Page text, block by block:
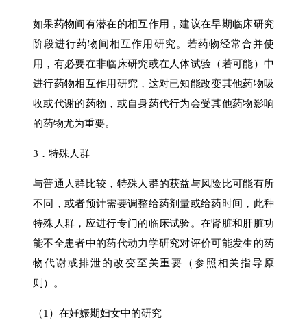
如果药物间有潜在的相互作用，建议在早期临床研究
阶段进行药物间相互作用研究。若药物经常合并使
用，有必要在非临床研究或在人体试验（若可能）中
进行药物相互作用研究，这对已知能改变其他药物吸
收或代谢的药物，或自身药代行为会受其他药物影响
的药物尤为重要。
3．特殊人群
与普通人群比较，特殊人群的获益与风险比可能有所
不同，或者预计需要调整给药剂量或给药时间，此种
特殊人群，应进行专门的临床试验。在肾脏和肝脏功
能不全患者中的药代动力学研究对评价可能发生的药
物代谢或排泄的改变至关重要（参照相关指导原
则）。
（1）在妊娠期妇女中的研究